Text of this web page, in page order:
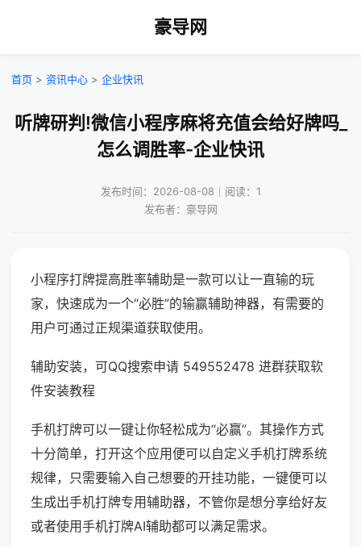
豪导网
首页 > 资讯中心 > 企业快讯
听牌研判!微信小程序麻将充值会给好牌吗_
怎么调胜率-企业快讯
发布时间：2026-08-08｜阅读：1
发布者：豪导网
小程序打牌提高胜率辅助是一款可以让一直输的玩
家，快速成为一个“必胜”的输赢辅助神器，有需要的
用户可通过正规渠道获取使用。
辅助安装，可QQ搜索申请 549552478 进群获取软
件安装教程
手机打牌可以一键让你轻松成为“必赢”。其操作方式
十分简单，打开这个应用便可以自定义手机打牌系统
规律，只需要输入自己想要的开挂功能，一键便可以
生成出手机打牌专用辅助器，不管你是想分享给好友
或者使用手机打牌AI辅助都可以满足需求。